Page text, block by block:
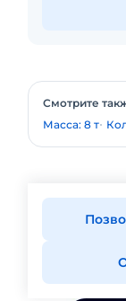
Смотрите
Масса: 8 т